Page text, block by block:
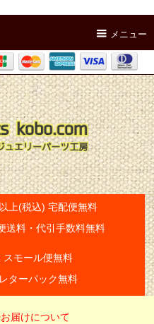
メニュー
上(税込) 宅配便無料
送料・代引手数料無料
モール便無料
ターパック無料
届けについて